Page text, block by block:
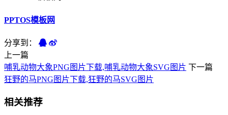
PPTOS模板网
分享到：
上一篇
哺乳动物大象PNG图片下载,哺乳动物大象SVG图片 下一篇
狂野的马PNG图片下载,狂野的马SVG图片
相关推荐